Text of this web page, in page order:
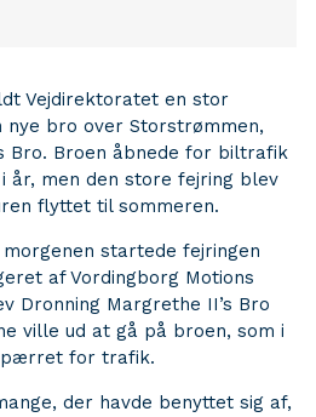
Vejdirektoratet en stor
bro over Storstrømmen,
Bro. Broen åbnede for biltrafik
år, men den store fejring blev
flyttet til sommeren.
startede fejringen
af Vordingborg Motions
Dronning Margrethe II’s Bro
ville ud at gå på broen, som i
for trafik.
der havde benyttet sig af,